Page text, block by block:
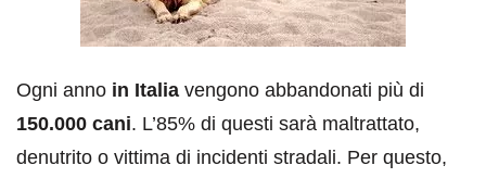
Ogni anno in Italia vengono abbandonati più di
150.000 cani. L’85% di questi sarà maltrattato,
denutrito o vittima di incidenti stradali. Per questo,